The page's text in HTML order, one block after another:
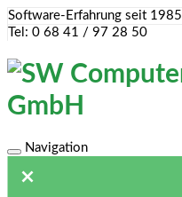
Software-Erfahrung seit 1985
Tel: 0 68 41 / 97 28 50
Toggle
navigation
Navigation